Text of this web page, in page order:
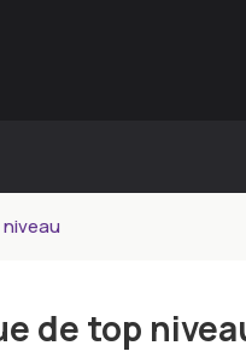
de top